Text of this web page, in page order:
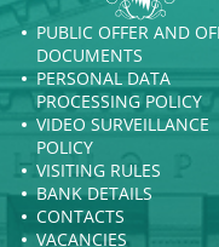
PUBLIC OFFER AND
DOCUMENTS
PERSONAL DATA
PROCESSING POLICY
VIDEO SURVEILLANCE
POLICY
VISITING RULES
BANK DETAILS
CONTACTS
VACANCIES